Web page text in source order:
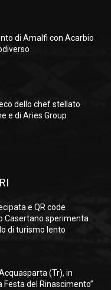
di Amalfi con Acarbio
dello chef stellato
e di Aries Group
e QR code
Casertano sperimenta
di turismo lento
(Tr), in
Festa del Rinascimento”